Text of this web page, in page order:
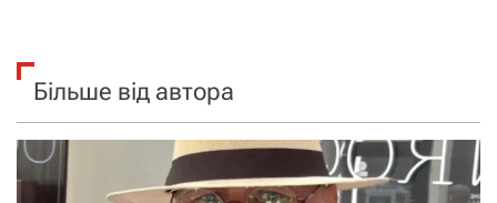
Більше від автора